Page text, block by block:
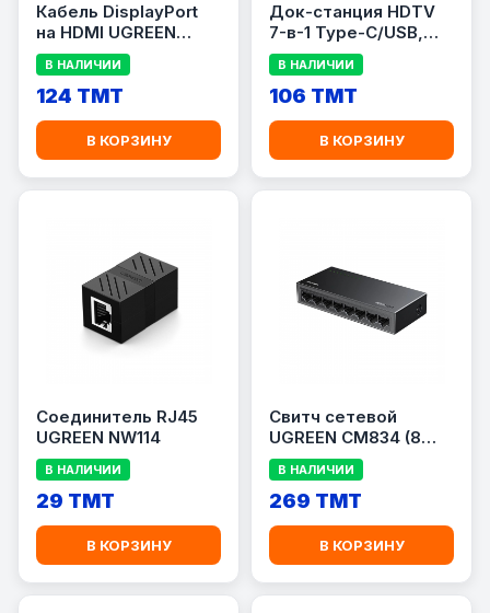
Кабель DisplayPort
на HDMI UGREEN
DP101 4K (Длина 2
метра)
В НАЛИЧИИ
124 TMT
В КОРЗИНУ
Док-станция HDTV
7-в-1 Type-C/USB,
5×USB 3.0 + 2×Type-
CВ НАЛИЧИИ
106 TMT
В КОРЗИНУ
Соединитель RJ45
UGREEN NW114
В НАЛИЧИИ
29 TMT
В КОРЗИНУ
Свитч сетевой
UGREEN CM834 (8
Портов / 1 Гигабит)
В НАЛИЧИИ
269 TMT
В КОРЗИНУ